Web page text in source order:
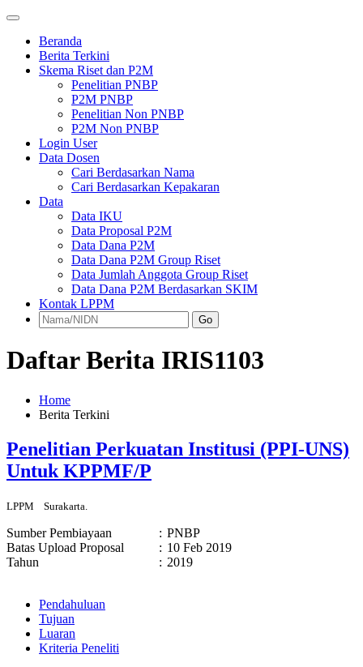
Beranda
Berita Terkini
Skema Riset dan P2M
Penelitian PNBP
P2M PNBP
Penelitian Non PNBP
P2M Non PNBP
Login User
Data Dosen
Cari Berdasarkan Nama
Cari Berdasarkan Kepakaran
Data
Data IKU
Data Proposal P2M
Data Dana P2M
Data Dana P2M Group Riset
Data Jumlah Anggota Group Riset
Data Dana P2M Berdasarkan SKIM
Kontak LPPM
Go
Daftar Berita IRIS1103
Home
Berita Terkini
Penelitian Perkuatan Institusi (PPI-UNS)
Untuk KPPMF/P
LPPM Surakarta.
Sumber Pembiayaan : PNBP
Batas Upload Proposal
: 10 Feb 2019
Tahun
: 2019
Pendahuluan
Tujuan
Luaran
Kriteria Peneliti